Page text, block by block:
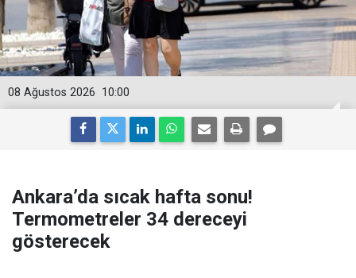
10:00
08 Ağustos 2026
Ankara’da sıcak hafta sonu!
Termometreler 34 dereceyi
gösterecek